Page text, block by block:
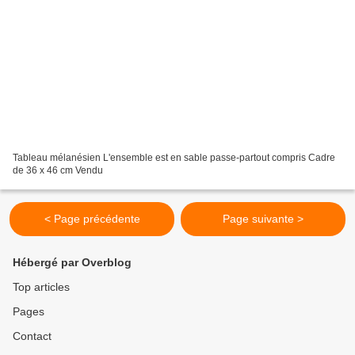
Tableau mélanésien L'ensemble est en sable passe-partout compris Cadre
de 36 x 46 cm Vendu
< Page précédente Page suivante >
Hébergé par Overblog
Top articles
Pages
Contact